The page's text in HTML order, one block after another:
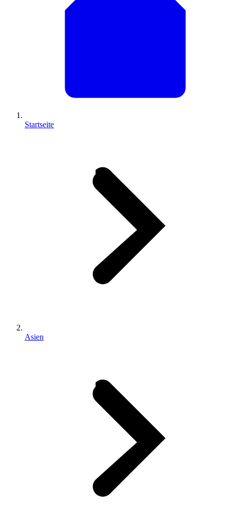
Startseite
Asien